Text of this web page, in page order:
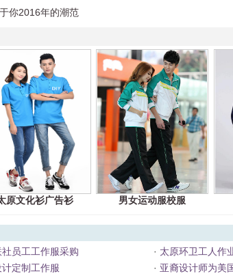
你2016年的潮范
原文化衫广告衫 男女运动服校服
员工工作服采购 · 太原环卫工人作
定制工作服 · 亚裔设计师为美